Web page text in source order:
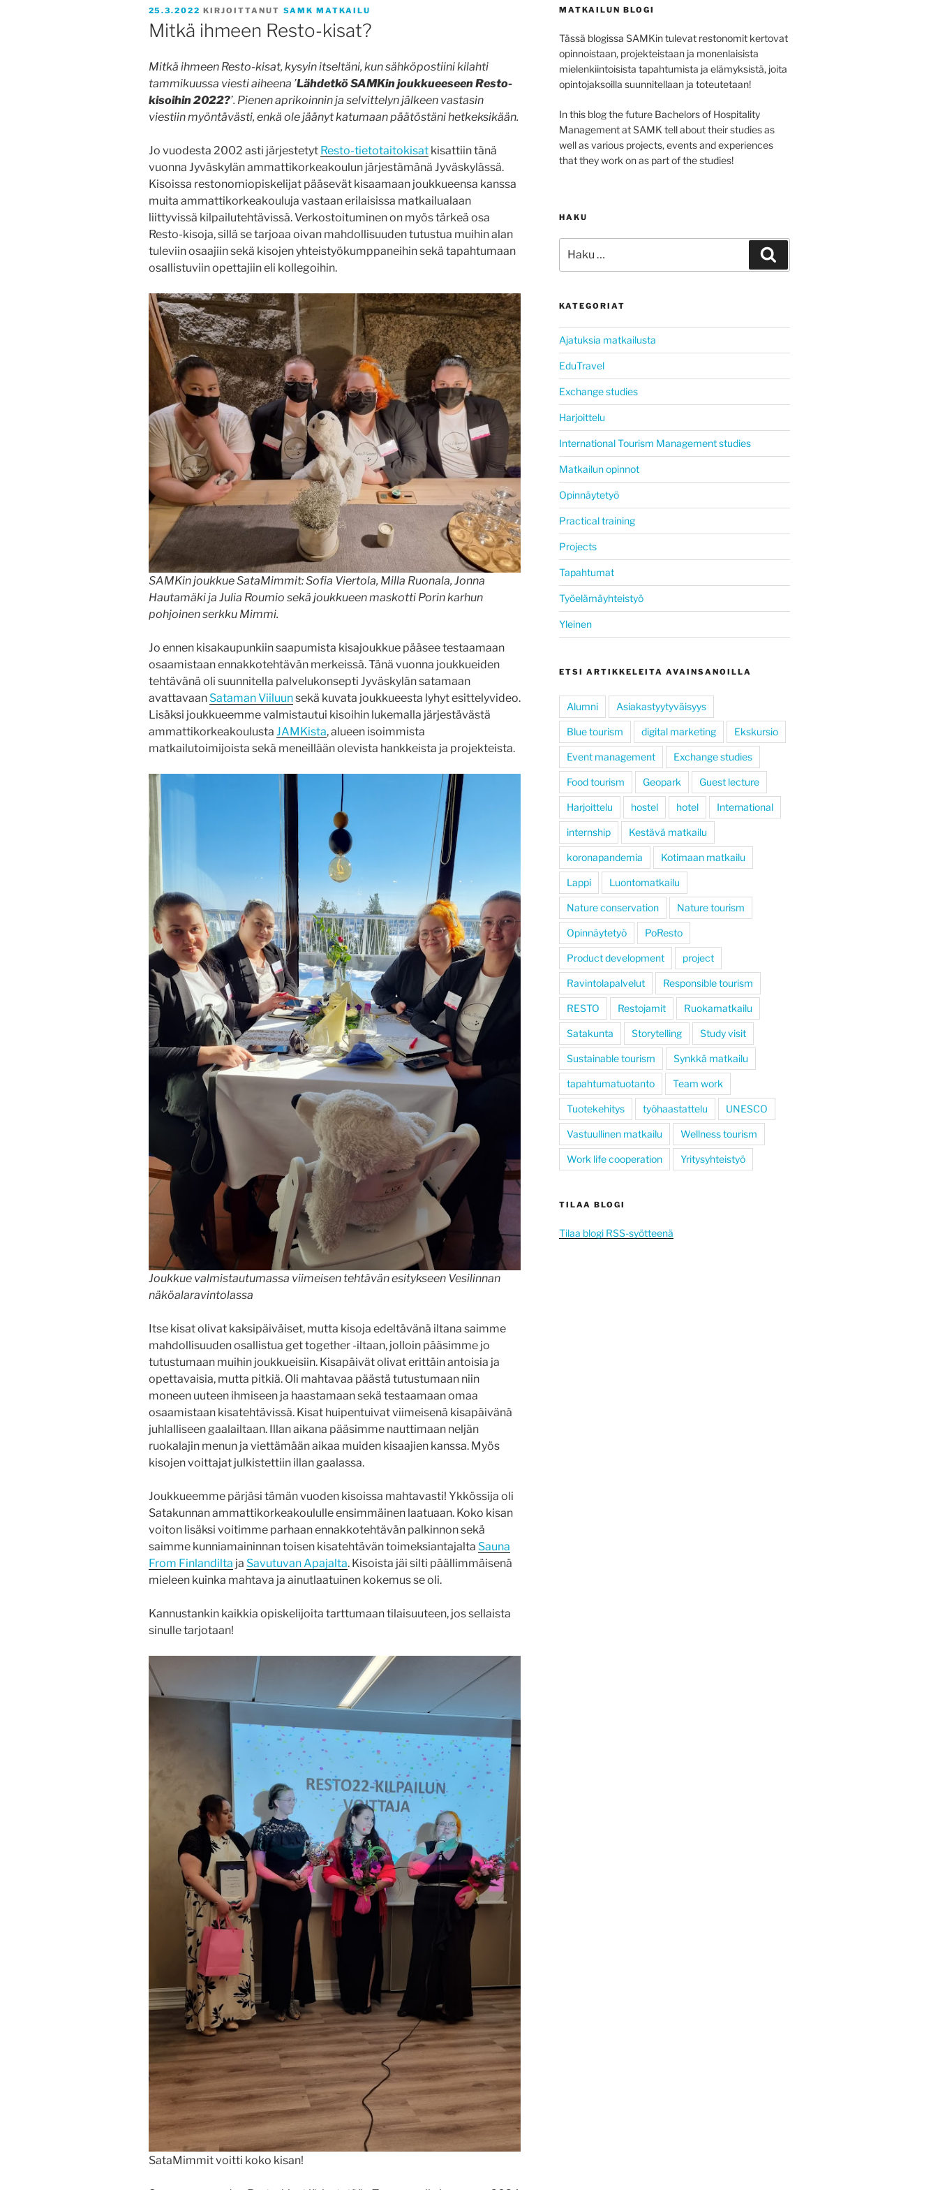
JULKAISTU
25.3.2022 KIRJOITTANUT SAMK MATKAILU
Mitkä ihmeen Resto-kisat?
Mitkä ihmeen Resto-kisat, kysyin itseltäni, kun sähköpostiini kilahti
tammikuussa viesti aiheena ’Lähdetkö SAMKin joukkueeseen Resto-
kisoihin 2022?’. Pienen aprikoinnin ja selvittelyn jälkeen vastasin
viestiin myöntävästi, enkä ole jäänyt katumaan päätöstäni hetkeksikään.
Jo vuodesta 2002 asti järjestetyt Resto-tietotaitokisatkisattiin tänä
vuonna Jyväskylän ammattikorkeakoulun järjestämänä Jyväskylässä.
Kisoissa restonomiopiskelijat pääsevät kisaamaan joukkueensa kanssa
muita ammattikorkeakouluja vastaan erilaisissa matkailualaan
liittyvissä kilpailutehtävissä. Verkostoituminen on myös tärkeä osa
Resto-kisoja, sillä se tarjoaa oivan mahdollisuuden tutustua muihin alan
tuleviin osaajiin sekä kisojen yhteistyökumppaneihin sekä tapahtumaan
osallistuviin opettajiin eli kollegoihin.
SAMKin joukkue SataMimmit: Sofia Viertola, Milla Ruonala, Jonna
Hautamäki ja Julia Roumio sekä joukkueen maskotti Porin karhun
pohjoinen serkku Mimmi.
Jo ennen kisakaupunkiin saapumista kisajoukkue pääsee testaamaan
osaamistaan ennakkotehtävän merkeissä. Tänä vuonna joukkueiden
tehtävänä oli suunnitella palvelukonsepti Jyväskylän satamaan
avattavaan Sataman Viiluunsekä kuvata joukkueesta lyhyt esittelyvideo.
Lisäksi joukkueemme valmistautui kisoihin lukemalla järjestävästä
ammattikorkeakoulusta JAMKista, alueen isoimmista
matkailutoimijoista sekä meneillään olevista hankkeista ja projekteista.
Joukkue valmistautumassa viimeisen tehtävän esitykseen Vesilinnan
näköalaravintolassa
Itse kisat olivat kaksipäiväiset, mutta kisoja edeltävänä iltana saimme
mahdollisuuden osallistua get together -iltaan, jolloin pääsimme jo
tutustumaan muihin joukkueisiin. Kisapäivät olivat erittäin antoisia ja
opettavaisia, mutta pitkiä. Oli mahtavaa päästä tutustumaan niin
moneen uuteen ihmiseen ja haastamaan sekä testaamaan omaa
osaamistaan kisatehtävissä. Kisat huipentuivat viimeisenä kisapäivänä
juhlalliseen gaalailtaan. Illan aikana pääsimme nauttimaan neljän
ruokalajin menun ja viettämään aikaa muiden kisaajien kanssa. Myös
kisojen voittajat julkistettiin illan gaalassa.
Joukkueemme pärjäsi tämän vuoden kisoissa mahtavasti! Ykkössija oli
Satakunnan ammattikorkeakoululle ensimmäinen laatuaan. Koko kisan
voiton lisäksi voitimme parhaan ennakkotehtävän palkinnon sekä
saimme kunniamaininnan toisen kisatehtävän toimeksiantajalta Sauna
From Finlandilta ja Savutuvan Apajalta. Kisoista jäi silti päällimmäisenä
mieleen kuinka mahtava ja ainutlaatuinen kokemus se oli.
Kannustankin kaikkia opiskelijoita tarttumaan tilaisuuteen, jos sellaista
sinulle tarjotaan!
SataMimmit voitti koko kisan!
MATKAILUN BLOGI
Tässä blogissa SAMKin tulevat restonomit kertovat
opinnoistaan, projekteistaan ja monenlaisista
mielenkiintoisista tapahtumista ja elämyksistä, joita
opintojaksoilla suunnitellaan ja toteutetaan!
In this blog the future Bachelors of Hospitality
Management at SAMK tell about their studies as
well as various projects, events and experiences
that they work on as part of the studies!
HAKU
KATEGORIAT
Ajatuksia matkailusta
EduTravel
Exchange studies
Harjoittelu
International Tourism Management studies
Matkailun opinnot
Opinnäytetyö
Practical training
Projects
Tapahtumat
Työelämäyhteistyö
Yleinen
ETSI ARTIKKELEITA AVAINSANOILLA
Alumni Asiakastyytyväisyys
Blue tourism digital marketing Ekskursio
Event management Exchange studies
Food tourism Geopark Guest lecture
Harjoittelu hostel hotel International
internship Kestävä matkailu
koronapandemia Kotimaan matkailu
Lappi Luontomatkailu
Nature conservation Nature tourism
Opinnäytetyö PoResto
Product development project
Ravintolapalvelut Responsible tourism
RESTO Restojamit Ruokamatkailu
Satakunta Storytelling Study visit
Sustainable tourism Synkkä matkailu
tapahtumatuotanto Team work
Tuotekehitys työhaastattelu UNESCO
Vastuullinen matkailu Wellness tourism
Work life cooperation Yritysyhteistyö
TILAA BLOGI
Tilaa blogi RSS-syötteenä